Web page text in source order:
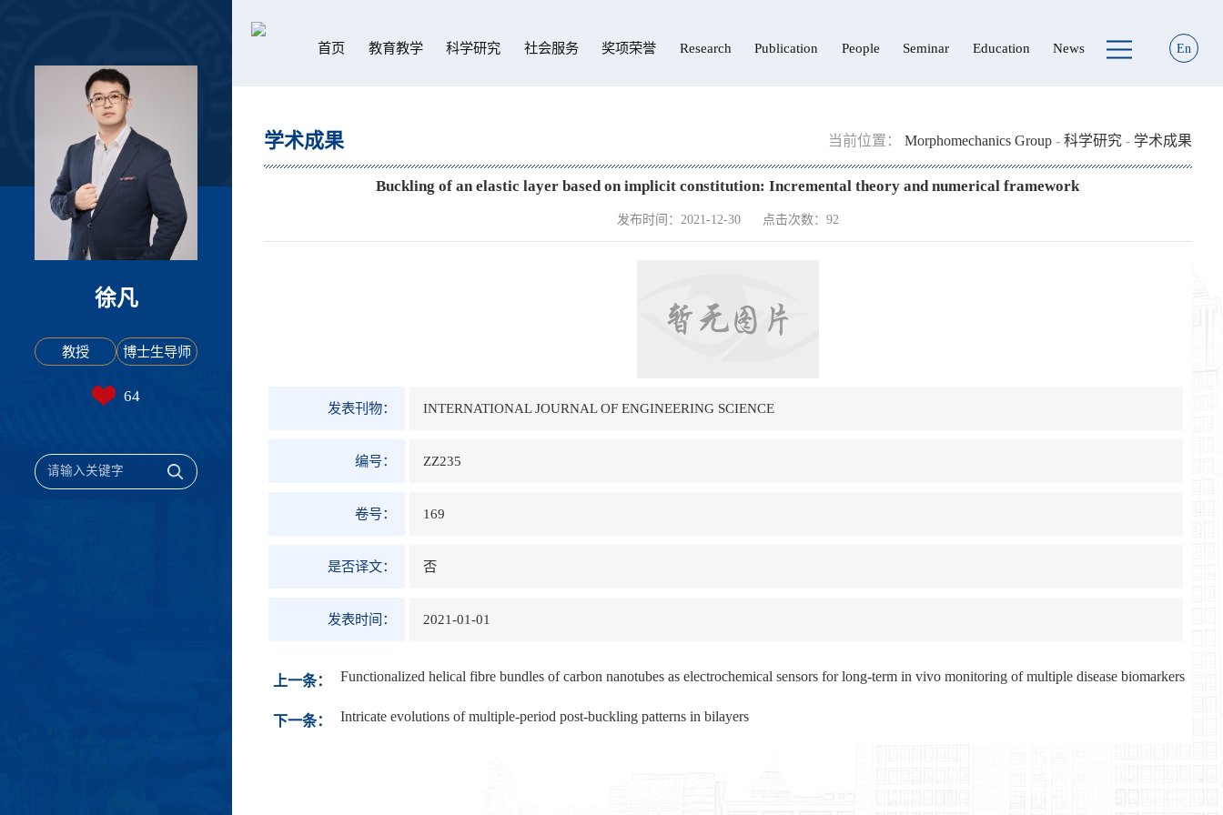
徐凡
教授 博士生导师
64
首页 教育教学 科学研究 社会服务 奖项荣誉 Research Publication People Seminar Education News En
学术成果 当前位置： Morphomechanics Group- 科学研究- 学术成果
Buckling of an elastic layer based on implicit constitution: Incremental theory and numerical framework
发布时间：2021-12-30 点击次数： 92
发表刊物： INTERNATIONAL JOURNAL OF ENGINEERING SCIENCE
编号： ZZ235
卷号： 169
是否译文： 否
发表时间： 2021-01-01
上一条： Functionalized helical fibre bundles of carbon nanotubes as electrochemical sensors for long-term in vivo monitoring of multiple disease biomarkers
下一条： Intricate evolutions of multiple-period post-buckling patterns in bilayers